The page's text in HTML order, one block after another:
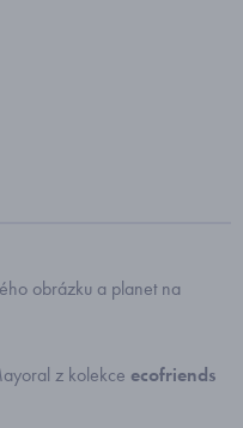
obrázku a planet na
z kolekce ecofriends